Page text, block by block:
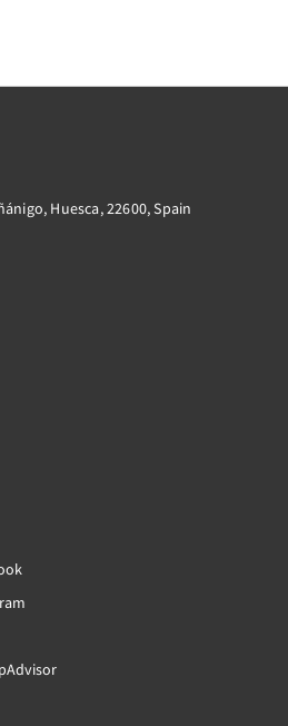
Huesca, 22600, Spain